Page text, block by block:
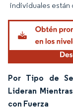
individuales
Por Tipo de
Lideran
con Fuerza